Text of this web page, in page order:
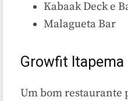
Kabaak Deck e
Malagueta Bar
Growfit Itapema
Um bom restaurante